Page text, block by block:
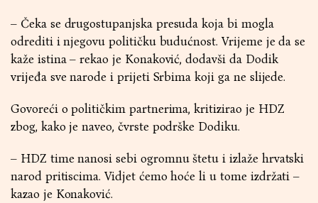
– Čeka se drugostupanjska presuda koja bi mogla
odrediti i njegovu političku budućnost. Vrijeme je da se
kaže istina – rekao je Konaković, dodavši da Dodik
vrijeđa sve narode i prijeti Srbima koji ga ne slijede.
Govoreći o političkim partnerima, kritizirao je HDZ
zbog, kako je naveo, čvrste podrške Dodiku.
– HDZ time nanosi sebi ogromnu štetu i izlaže hrvatski
narod pritiscima. Vidjet ćemo hoće li u tome izdržati –
kazao je Konaković.